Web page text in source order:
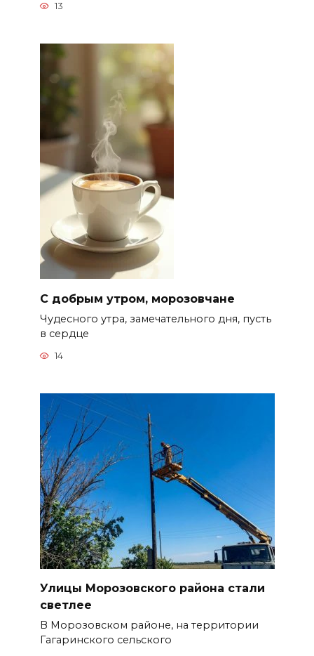
13
С добрым утром, морозовчане
Чудесного утра, замечательного дня, пусть
в сердце
14
Улицы Морозовского района стали
светлее
В Морозовском районе, на территории
Гагаринского сельского